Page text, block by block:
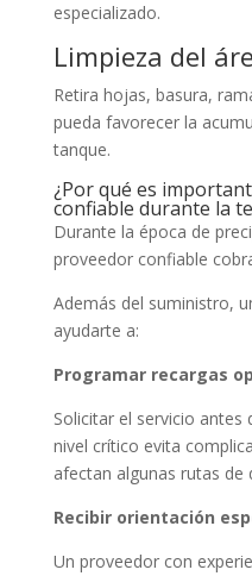
especializado.
Limpieza del
Retira hojas, basura,
pueda favorecer la
tanque.
¿Por qué es
confiable durante la
Durante la época de
proveedor confiable
Además del suministro,
ayudarte a:
Programar recargas
Solicitar el servicio antes
nivel crítico evita
afectan algunas rutas de
Recibir orientación
Un proveedor con